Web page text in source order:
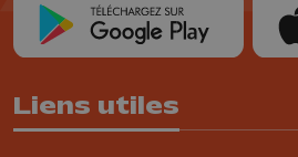
Liens utiles